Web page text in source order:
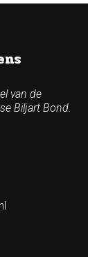
van de
Biljart Bond.